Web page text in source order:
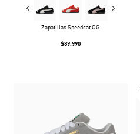
Zapatillas Speedcat OG
$89.990